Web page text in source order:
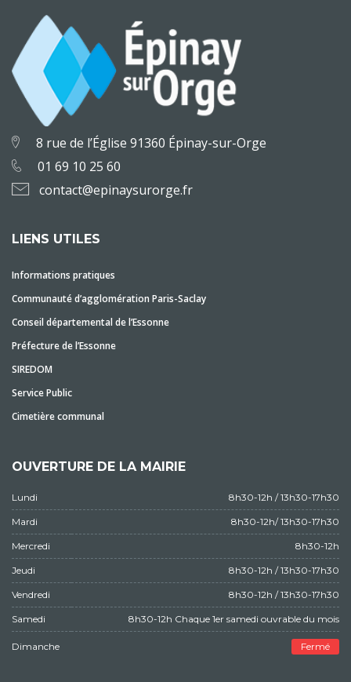
8 rue de l’Église 91360 Épinay-sur-Orge
01 69 10 25 60
contact@epinaysurorge.fr
LIENS UTILES
Informations pratiques
Communauté d’agglomération Paris-Saclay
Conseil départemental de l’Essonne
Préfecture de l’Essonne
SIREDOM
Service Public
Cimetière communal
OUVERTURE DE LA MAIRIE
Lundi 8h30-12h / 13h30-17h30
Mardi 8h30-12h/ 13h30-17h30
Mercredi 8h30-12h
Jeudi 8h30-12h / 13h30-17h30
Vendredi 8h30-12h / 13h30-17h30
Samedi 8h30-12h Chaque 1er samedi ouvrable du mois
Dimanche Fermé